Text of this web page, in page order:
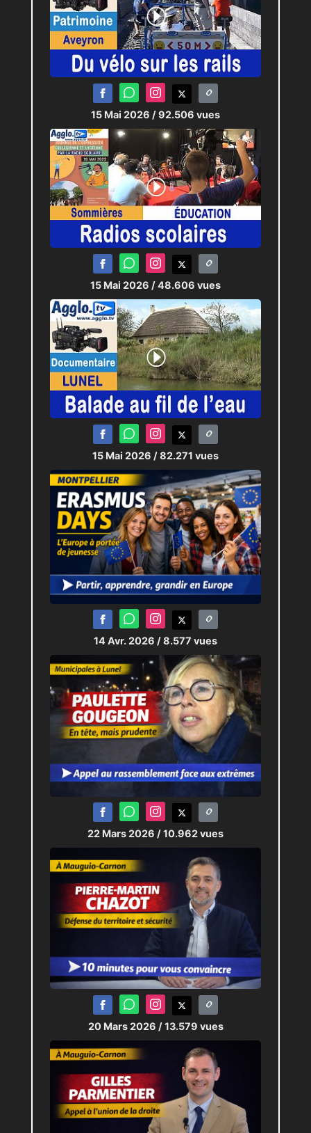
15 Mai 2026 / 92.506 vues
15 Mai 2026 / 48.606 vues
15 Mai 2026 / 82.271 vues
14 Avr. 2026 / 8.577 vues
22 Mars 2026 / 10.962 vues
20 Mars 2026 / 13.579 vues